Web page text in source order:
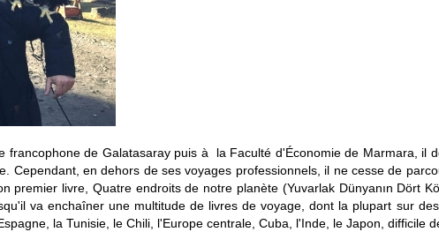
francophone de Galatasaray puis à la Faculté d'Économie de Marmara, il
Cependant, en dehors de ses voyages professionnels, il ne cesse de
premier livre, Quatre endroits de notre planète (Yuvarlak Dünyanın Dört
va enchaîner une multitude de livres de voyage, dont la plupart sur
la Tunisie, le Chili, l'Europe centrale, Cuba, l'Inde, le Japon, difficile